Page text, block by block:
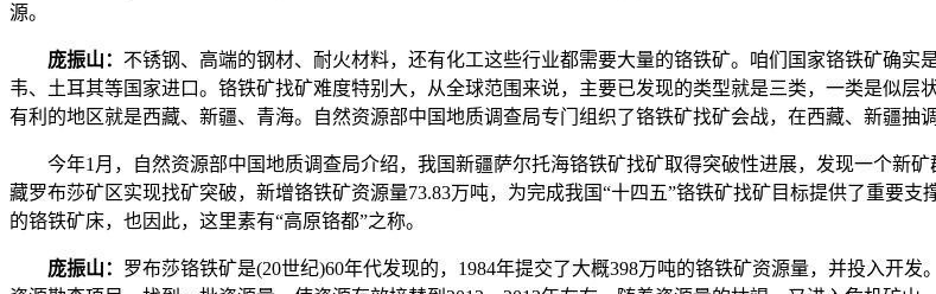
源。
庞振山： 不锈钢、高端的钢材、耐火材料，还有化工这些行业都需要大量的铬铁矿。咱们国家铬铁矿确
韦、土耳其等国家进口。铬铁矿找矿难度特别大，从全球范围来说，主要已发现的类型就是三类，一类是似
有利的地区就是西藏、新疆、青海。自然资源部中国地质调查局专门组织了铬铁矿找矿会战，在西藏、新疆抽
今年1月，自然资源部中国地质调查局介绍，我国新疆萨尔托海铬铁矿找矿取得突破性进展，发现一个新矿
藏罗布莎矿区实现找矿突破，新增铬铁矿资源量73.83万吨，为完成我国“十四五”铬铁矿找矿目标提供了重要
的铬铁矿床，也因此，这里素有“高原铬都”之称。
庞振山： 罗布莎铬铁矿是(20世纪)60年代发现的，1984年提交了大概398万吨的铬铁矿资源量，并投入开